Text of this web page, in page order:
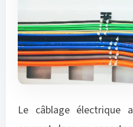
Le câblage électrique